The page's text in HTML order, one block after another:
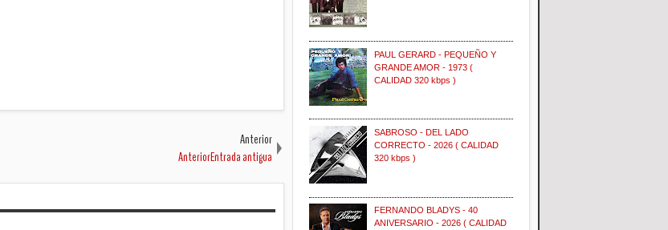
Anterior
AnteriorEntrada antigua
PAUL GERARD - PEQUEÑO Y
GRANDE AMOR - 1973 (
CALIDAD 320 kbps )
SABROSO - DEL LADO
CORRECTO - 2026 ( CALIDAD
320 kbps )
FERNANDO BLADYS - 40
ANIVERSARIO - 2026 ( CALIDAD